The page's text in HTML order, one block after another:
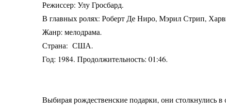
Режиссер: Улу Гросбард.
В главных ролях: Роберт Де Ниро, Мэрил Стрип,
Жанр: мелодрама.
Страна: США.
Год: 1984. Продолжительность: 01:46.
Выбирая рождественские подарки, они столкнулись в